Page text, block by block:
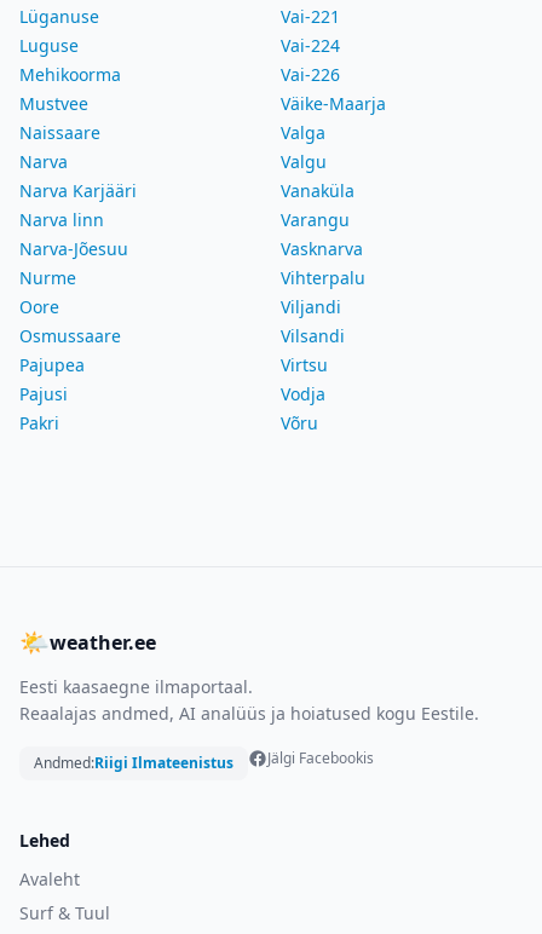
Lüganuse
Luguse
Mehikoorma
Mustvee
Naissaare
Narva
Narva Karjääri
Narva linn
Narva-Jõesuu
Nurme
Oore
Osmussaare
Pajupea
Pajusi
Pakri
Vai-221
Vai-224
Vai-226
Väike-Maarja
Valga
Valgu
Vanaküla
Varangu
Vasknarva
Vihterpalu
Viljandi
Vilsandi
Virtsu
Vodja
Võru
🌤weather.ee
Eesti kaasaegne ilmaportaal.
Reaalajas andmed, AI analüüs ja hoiatused kogu Eestile.
Andmed:Riigi Ilmateenistus Jälgi Facebookis
Lehed
Avaleht
Surf & Tuul